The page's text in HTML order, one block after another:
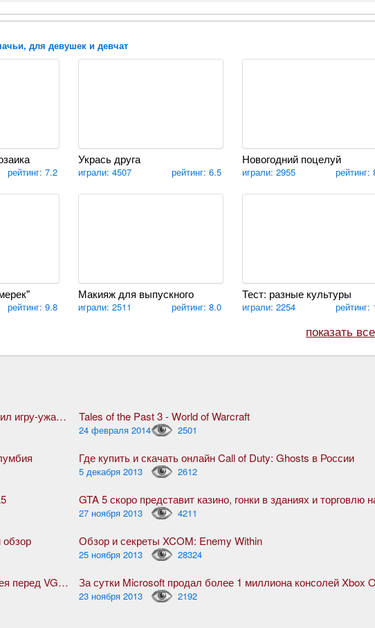
для девушек и девчат
рейтинг: 7.2
Укрась друга
играли: 4507 рейтинг: 6.5
Новогодний поцелуй
играли: 2955 рейтинг:
рейтинг: 9.8
Макияж для выпускного
играли: 2511 рейтинг: 8.0
Тест: разные культуры
играли: 2254 рейтинг:
показать
Steam, благодаря жуткой активности игроков, одобрил игру-ужасник The Forest Tales of the Past 3 - World of Warcraft
24 февраля 2014 2501
Где купить и скачать онлайн Call of Duty: Ghosts в России
5 декабря 2013 2612
27 ноября 2013 4211
Обзор и секреты XCOM: Enemy Within
25 ноября 2013 28324
Ведьмак 3: Дикая Охота, дебютный трейлер геймплея перед VGX 2013 За сутки Microsoft продал более 1 миллиона консолей Xbox
23 ноября 2013 2192